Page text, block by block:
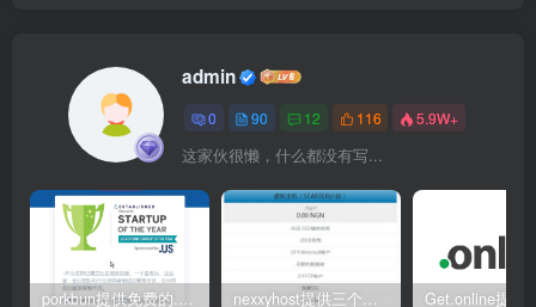
admin
0 90 12 116 5.9W+
这家伙很懒，什么都没有写...
porkbun提供免费的.us域名 nexxyhost提供三个月免费主机